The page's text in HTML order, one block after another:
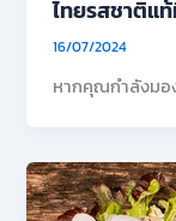
ไทยรสชาติแ
16/07/2024
หากคุณกำลังมอ